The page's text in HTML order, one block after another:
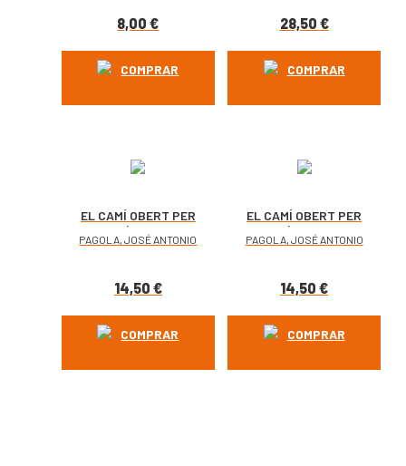
8,00€
COMPRAR
28,50 €
COMPRAR
EL CAMÍ OBERT PER
JESÚS. LLUC
PAGOLA, JOSÉ ANTONIO
14,50 €
COMPRAR
EL CAMÍ OBERT PER
JESÚS. MATEU
PAGOLA, JOSÉ ANTONIO
14,50 €
COMPRAR